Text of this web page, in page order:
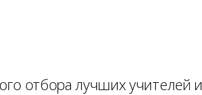
отбора лучших учителей и